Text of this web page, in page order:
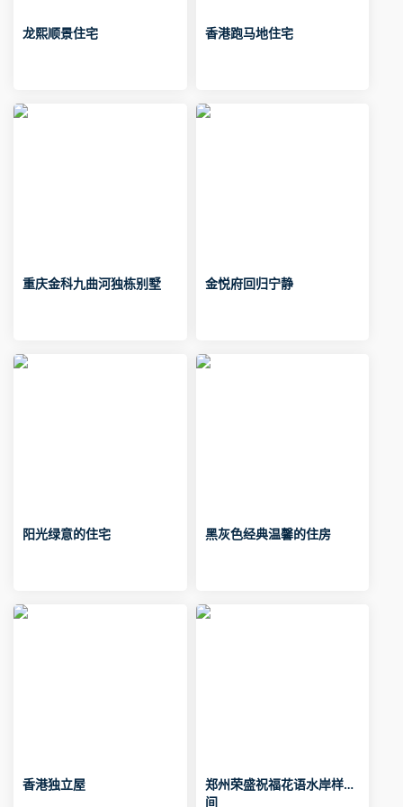
龙熙顺景住宅 香港跑马地住宅
重庆金科九曲河独栋别墅 金悦府回归宁静
阳光绿意的住宅 黑灰色经典温馨的住房
香港独立屋
郑州荣盛祝福花语水岸样板
间